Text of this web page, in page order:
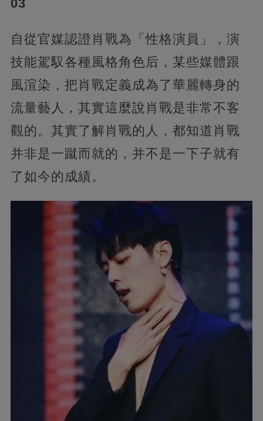
03
自從官媒認證肖戰為「性格演員」，演
技能駕馭各種風格角色后，某些媒體跟
風渲染，把肖戰定義成為了華麗轉身的
流量藝人，其實這麼說肖戰是非常不客
觀的。其實了解肖戰的人，都知道肖戰
并非是一蹴而就的，并不是一下子就有
了如今的成績。